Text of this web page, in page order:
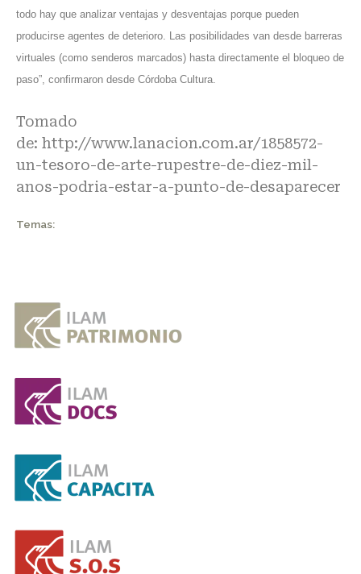
todo hay que analizar ventajas y desventajas porque pueden
producirse agentes de deterioro. Las posibilidades van desde barreras
virtuales (como senderos marcados) hasta directamente el bloqueo de
paso”, confirmaron desde Córdoba Cultura.
Tomado
de: http://www.lanacion.com.ar/1858572-
un-tesoro-de-arte-rupestre-de-diez-mil-
anos-podria-estar-a-punto-de-desaparecer
Temas: